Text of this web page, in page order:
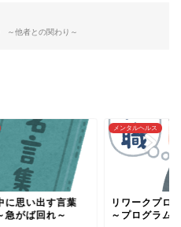
他者との関わり～
出す言葉
回れ～
メンタルヘルス
リワークプログラ
～プログラム受講ま